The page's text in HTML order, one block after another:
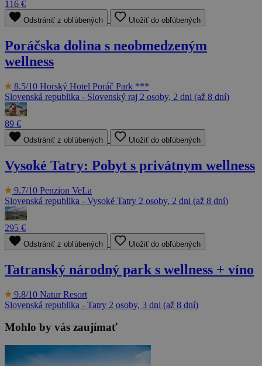
116 €
Odstrániť z obľúbených Uložiť do obľúbených
Poráčska dolina s neobmedzeným
wellness
8.5/10 Horský Hotel Poráč Park ***
Slovenská republika - Slovenský raj 2 osoby, 2 dni (až 8 dní)
89 €
Odstrániť z obľúbených Uložiť do obľúbených
Vysoké Tatry: Pobyt s privátnym wellness
9.7/10 Penzion VeLa
Slovenská republika - Vysoké Tatry 2 osoby, 2 dni (až 8 dní)
295 €
Odstrániť z obľúbených Uložiť do obľúbených
Tatranský národný park s wellness + víno
9.8/10 Natur Resort
Slovenská republika - Tatry 2 osoby, 3 dni (až 8 dní)
Mohlo by vás zaujímať